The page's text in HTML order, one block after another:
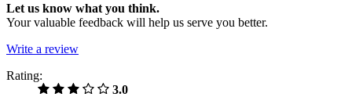
Let us know what you think.
Your valuable feedback will help us serve you better.
Write a review
Rating:
3.0